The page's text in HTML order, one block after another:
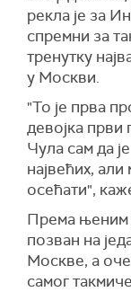
рекла је за
спремни за
тренутку
у Москви.
"То је прва
девојка први
Чула сам да
највећих,
осећати",
Према њеним
позван на
Москве, а
самог